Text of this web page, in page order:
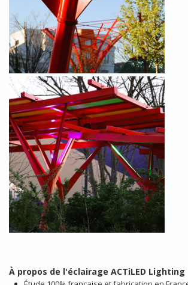
À propos de l'éclairage ACTiLED Lighting